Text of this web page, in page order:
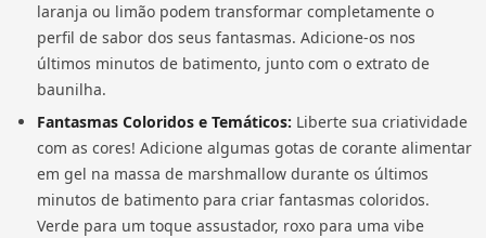
laranja ou limão podem transformar completamente o
perfil de sabor dos seus fantasmas. Adicione-os nos
últimos minutos de batimento, junto com o extrato de
baunilha.
Fantasmas Coloridos e Temáticos: Liberte sua criatividade
com as cores! Adicione algumas gotas de corante alimentar
em gel na massa de marshmallow durante os últimos
minutos de batimento para criar fantasmas coloridos.
Verde para um toque assustador, roxo para uma vibe